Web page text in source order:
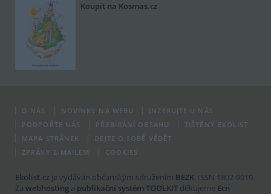
Koupit na Kosmas.cz
O NÁS NOVINKY NA WEBU
INZERUJTE U NÁS
PODPOŘTE NÁS
PŘEBÍRÁNÍ OBSAHU
TIŠTĚNÝ EKOLIST
MAPA STRÁNEK
DEJTE O SOBĚ VĚDĚT
ZPRÁVY E-MAILEM
COOKIES
Ekolist.cz je vydáván občanským sdružením BEZK. ISSN 1802-9019.
Za webhosting a publikační systém TOOLKIT děkujeme Ecn